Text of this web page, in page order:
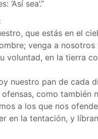
‘Así sea’.”
que estás en el
venga a nosotros
voluntad, en la tierra
nuestro pan de cada
ofensas, como también
a los que nos
en la tentación, y